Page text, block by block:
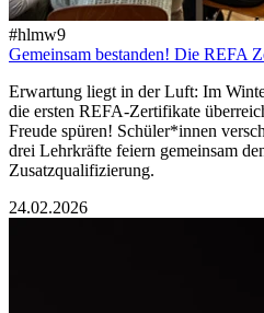
#hlmw9
Gemeinsam bestanden! Die REFA
Erwartung liegt in der Luft: Im
die ersten REFA-Zertifikate
Freude spüren! Schüler*innen
drei Lehrkräfte feiern gemeinsam
Zusatzqualifizierung.
24.02.2026